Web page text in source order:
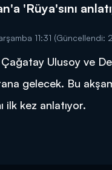
DİĞER
'Rüya'sını
11:31 (Güncellendi:
Çağatay Ulusoy ve
gelecek. Bu
ilk kez anlatıyor.